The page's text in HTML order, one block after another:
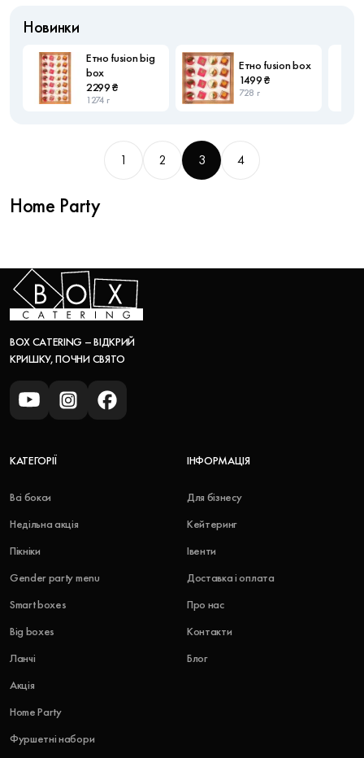
Новинки
Етно fusion big
box
2299 ₴
1274 г
Етно fusion box
1499 ₴
728 г
1 2 3 4
Home Party
BOX CATERING – ВІДКРИЙ
КРИШКУ, ПОЧНИ СВЯТО
КАТЕГОРІЇ
Всі бокси
Недільна акція
Пікніки
Gender party menu
Smart boxes
Big boxes
Ланчі
Акція
Home Party
Фуршетні набори
ІНФОРМАЦІЯ
Для бізнесу
Кейтеринг
Івенти
Доставка і оплата
Про нас
Контакти
Блог